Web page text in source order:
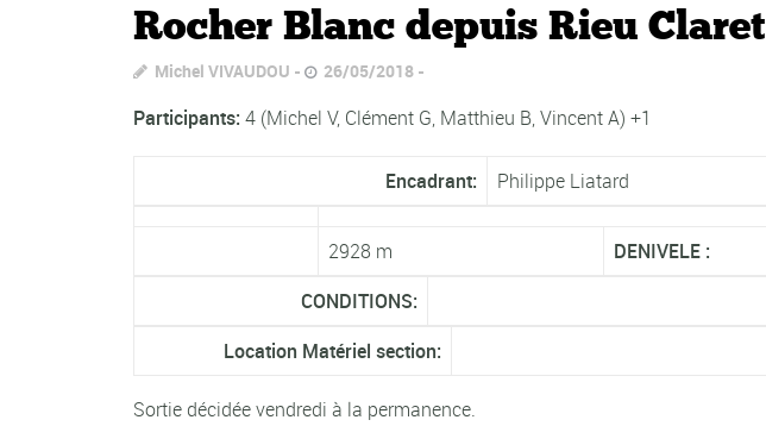
Rocher Blanc depuis Rieu Claret
Michel VIVAUDOU 26/05/2018
Participants: 4 (Michel V, Clément G, Matthieu B, Vincent A) +1
Encadrant: Philippe Liatard
2928 m DENIVELE :
CONDITIONS:
Location Matériel section:
Sortie décidée vendredi à la permanence.